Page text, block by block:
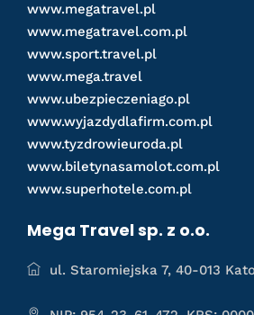
www.megatravel.pl
www.megatravel.com.pl
www.sport.travel.pl
www.mega.travel
www.ubezpieczeniago.pl
www.wyjazdydlafirm.com.pl
www.tyzdrowieuroda.pl
www.biletynasamolot.com.pl
www.superhotele.com.pl
Mega Travel sp. z o.o.
ul. Staromiejska 7, 40-013